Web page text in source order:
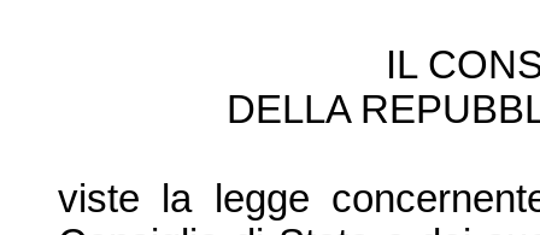
IL
DELLA
viste la legge